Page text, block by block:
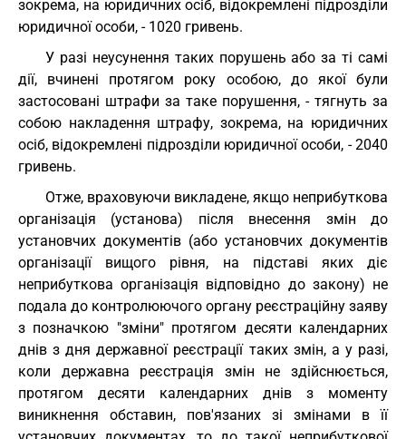
зокрема, на юридичних осіб, відокремлені підрозділи
юридичної особи, - 1020 гривень.
У разі неусунення таких порушень або за ті самі
дії, вчинені протягом року особою, до якої були
застосовані штрафи за таке порушення, - тягнуть за
собою накладення штрафу, зокрема, на юридичних
осіб, відокремлені підрозділи юридичної особи, - 2040
гривень.
Отже, враховуючи викладене, якщо неприбуткова
організація (установа) після внесення змін до
установчих документів (або установчих документів
організації вищого рівня, на підставі яких діє
неприбуткова організація відповідно до закону) не
подала до контролюючого органу реєстраційну заяву
з позначкою "зміни" протягом десяти календарних
днів з дня державної реєстрації таких змін, а у разі,
коли державна реєстрація змін не здійснюється,
протягом десяти календарних днів з моменту
виникнення обставин, пов'язаних зі змінами в її